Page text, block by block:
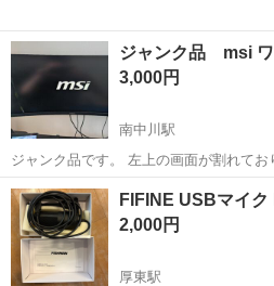
ジャンク品 msi ワ
3,000円
南中川駅
ジャンク品です。 左上の画面が割れてお
でいますが、１９８０×１０８０にすれ
ンク品のため、ノーリターンノークレームです。
mag301cr2 ウルト...
山口 山陽小野田市 南中川駅
ウルトラワイドモニター
FIFINE USBマイ
2,000円
厚東駅